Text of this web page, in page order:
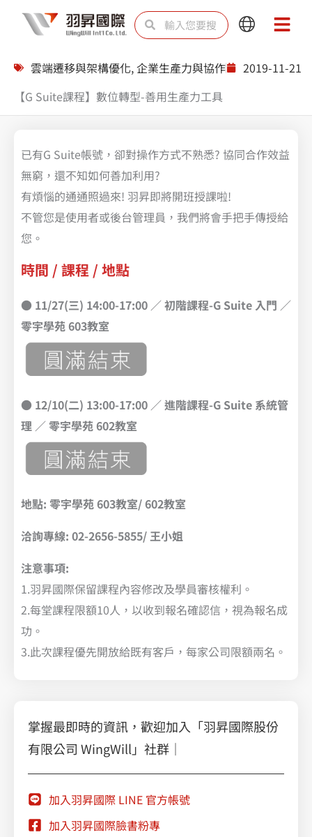
搜
尋 尋
Main
Main
雲端遷移與架構優化,企業生產力與協作
2019-11-21
【G Suite課程】數位轉型-善用生產力工具
已有G Suite帳號，卻對操作方式不熟悉? 協同合作效益
無窮，還不知如何善加利用?
有煩惱的通通照過來! 羽昇即將開班授課啦!
不管您是使用者或後台管理員，我們將會手把手傳授給
您。
時間 / 課程 / 地點
● 11/27(三) 14:00-17:00 ／ 初階課程-G Suite 入門 ／
零宇學苑 603教室
● 12/10(二) 13:00-17:00 ／ 進階課程-G Suite 系統管
理 ／ 零宇學苑 602教室
地點: 零宇學苑 603教室/ 602教室
洽詢專線: 02-2656-5855/ 王小姐
注意事項:
1.羽昇國際保留課程內容修改及學員審核權利。
2.每堂課程限額10人，以收到報名確認信，視為報名成
功。
3.此次課程優先開放給既有客戶，每家公司限額兩名。
掌握最即時的資訊，歡迎加入「羽昇國際股份
有限公司 WingWill」社群｜
加入羽昇國際 LINE 官方帳號
加入羽昇國際臉書粉專